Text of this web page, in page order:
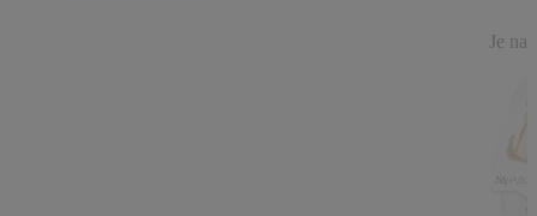
Je